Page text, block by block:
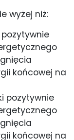
wyżej niż:
pozytywnie
końcowej na
pozytywnie
końcowej na